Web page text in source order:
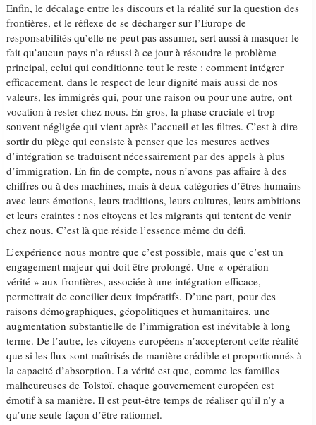
Enfin, le décalage entre les discours et la réalité sur la question des
frontières, et le réflexe de se décharger sur l’Europe de
responsabilités qu’elle ne peut pas assumer, sert aussi à masquer le
fait qu’aucun pays n’a réussi à ce jour à résoudre le problème
principal, celui qui conditionne tout le reste : comment intégrer
efficacement, dans le respect de leur dignité mais aussi de nos
valeurs, les immigrés qui, pour une raison ou pour une autre, ont
vocation à rester chez nous. En gros, la phase cruciale et trop
souvent négligée qui vient après l’accueil et les filtres. C’est-à-dire
sortir du piège qui consiste à penser que les mesures actives
d’intégration se traduisent nécessairement par des appels à plus
d’immigration. En fin de compte, nous n’avons pas affaire à des
chiffres ou à des machines, mais à deux catégories d’êtres humains
avec leurs émotions, leurs traditions, leurs cultures, leurs ambitions
et leurs craintes : nos citoyens et les migrants qui tentent de venir
chez nous. C’est là que réside l’essence même du défi.
L’expérience nous montre que c’est possible, mais que c’est un
engagement majeur qui doit être prolongé. Une « opération
vérité » aux frontières, associée à une intégration efficace,
permettrait de concilier deux impératifs. D’une part, pour des
raisons démographiques, géopolitiques et humanitaires, une
augmentation substantielle de l’immigration est inévitable à long
terme. De l’autre, les citoyens européens n’accepteront cette réalité
que si les flux sont maîtrisés de manière crédible et proportionnés à
la capacité d’absorption. La vérité est que, comme les familles
malheureuses de Tolstoï, chaque gouvernement européen est
émotif à sa manière. Il est peut-être temps de réaliser qu’il n’y a
qu’une seule façon d’être rationnel.